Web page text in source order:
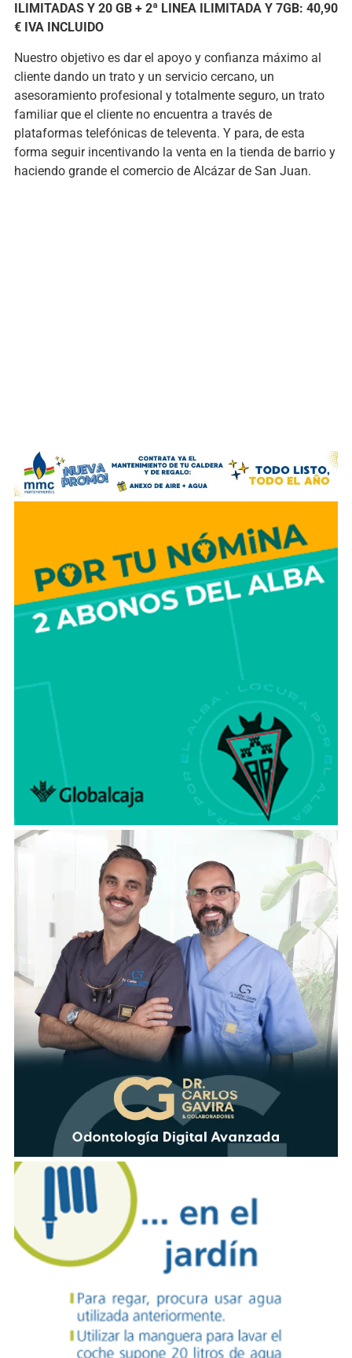
ILIMITADAS Y 20 GB + 2ª LINEA ILIMITADA Y 7GB: 40,90
€ IVA INCLUIDO
Nuestro objetivo es dar el apoyo y confianza máximo al
cliente dando un trato y un servicio cercano, un
asesoramiento profesional y totalmente seguro, un trato
familiar que el cliente no encuentra a través de
plataformas telefónicas de televenta. Y para, de esta
forma seguir incentivando la venta en la tienda de barrio y
haciendo grande el comercio de Alcázar de San Juan.